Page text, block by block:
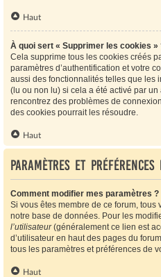
Haut
À quoi sert « Supprimer les cookies »
Cela supprime tous les cookies créés
paramètres d’authentification et votre
aussi des fonctionnalités telles que les
(lu ou non lu) si cela a été activé par
rencontrez des problèmes de
des cookies pourrait les résoudre.
Haut
Paramètres et
Comment modifier mes paramètres ?
Si vous êtes membre de ce forum, tous
notre base de données. Pour les
l’utilisateur(généralement ce lien est
d’utilisateur en haut des pages du
tous les paramètres et préférences de
Haut